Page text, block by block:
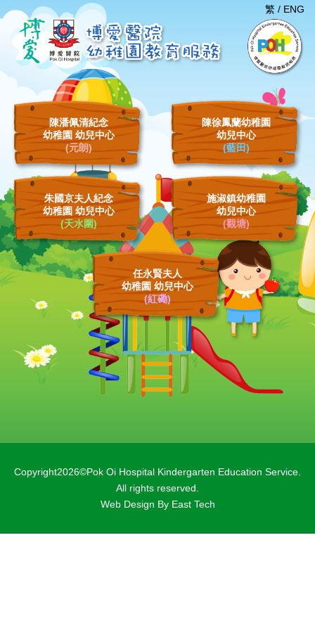
繁 / ENG
陳潘佩清紀念
幼稚園 幼兒中心
(元朗)
陳徐鳳蘭幼稚園
幼兒中心
(藍田)
朱國京夫人紀念
幼稚園 幼兒中心
(天水圍)
施淑鎮幼稚園
幼兒中心
(觀塘)
任永賢夫人
幼稚園 幼兒中心
(紅磡)
Copyright2026©Pok Oi Hospital Kindergarten Education Service.
All rights reserved.
Web Design By East Tech